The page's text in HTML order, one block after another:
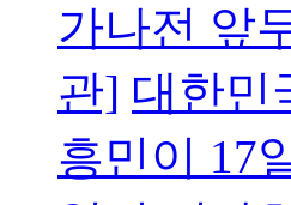
가나전 앞
관] 대한민
흥민이 17